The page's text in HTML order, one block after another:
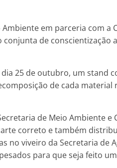
em parceria com a
conjunta de conscientização
dia 25 de outubro, um stand
de cada
de Meio Ambiente
correto e também
no viveiro da Secretaria de
para que seja feito